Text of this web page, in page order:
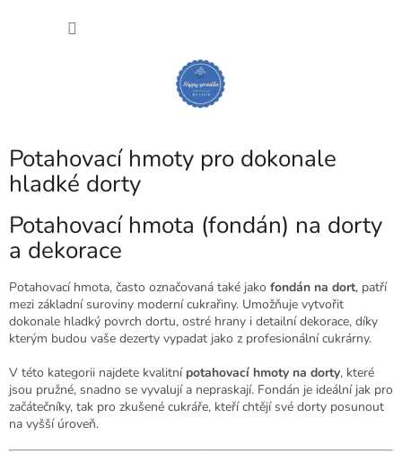
Potahovací hmoty pro dokonale
hladké dorty
Potahovací hmota (fondán) na dorty
a dekorace
Potahovací hmota, často označovaná také jako fondán na dort, patří
mezi základní suroviny moderní cukrařiny. Umožňuje vytvořit
dokonale hladký povrch dortu, ostré hrany i detailní dekorace, díky
kterým budou vaše dezerty vypadat jako z profesionální cukrárny.
V této kategorii najdete kvalitní potahovací hmoty na dorty, které
jsou pružné, snadno se vyvalují a nepraskají. Fondán je ideální jak pro
začátečníky, tak pro zkušené cukráře, kteří chtějí své dorty posunout
na vyšší úroveň.